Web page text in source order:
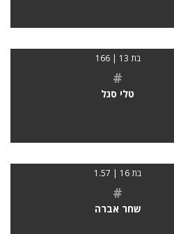
בת 13 | 166
#
טלי סגל
בת 16 | 1.57
#
שחר אברה